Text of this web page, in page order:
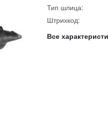
Тип шлица:
Штрихкод:
Все